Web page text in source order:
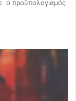
ο προϋπολογισμός